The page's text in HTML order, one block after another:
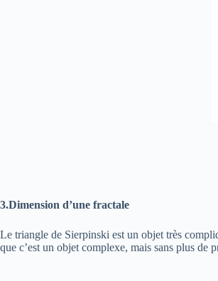
3.Dimension d’une fractale
Le triangle de Sierpinski est un objet très
que c’est un objet complexe, mais sans plus